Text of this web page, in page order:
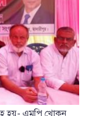
হয়- এমপি খোকন